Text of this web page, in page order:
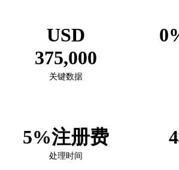
USD
375,000
关键数据
5%注册费
处理时间